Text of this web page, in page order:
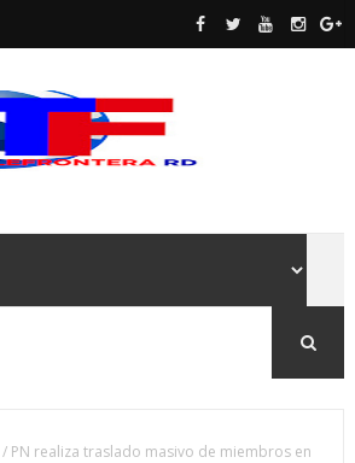
/ PN realiza traslado masivo de miembros en